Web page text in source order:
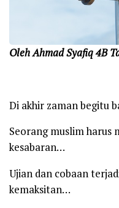
Oleh Ahmad Syafiq 4B
Di akhir zaman begitu
Seorang muslim harus
kesabaran…
Ujian dan cobaan
kemaksitan…